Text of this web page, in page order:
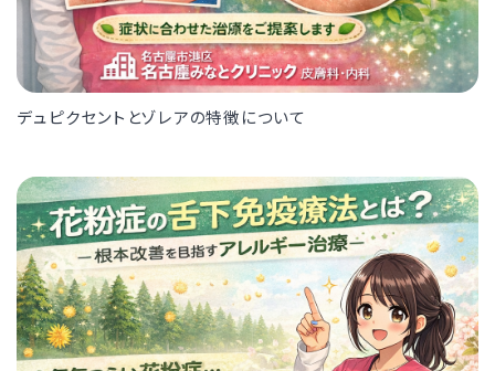
デュピクセントとゾレアの特徴について